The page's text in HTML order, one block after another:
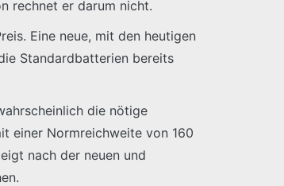
rechnet er darum nicht.
Eine neue, mit den heutigen
Standardbatterien bereits
die nötige
einer Normreichweite von 160
nach der neuen und